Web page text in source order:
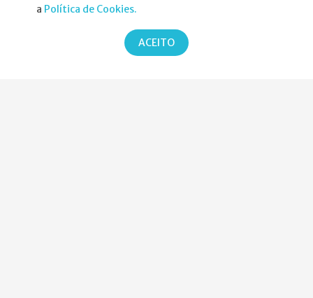
a Política de Cookies.
ACEITO
Atribuição da Bolsa SPND